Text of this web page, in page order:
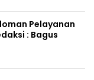
Pelayanan
: Bagus